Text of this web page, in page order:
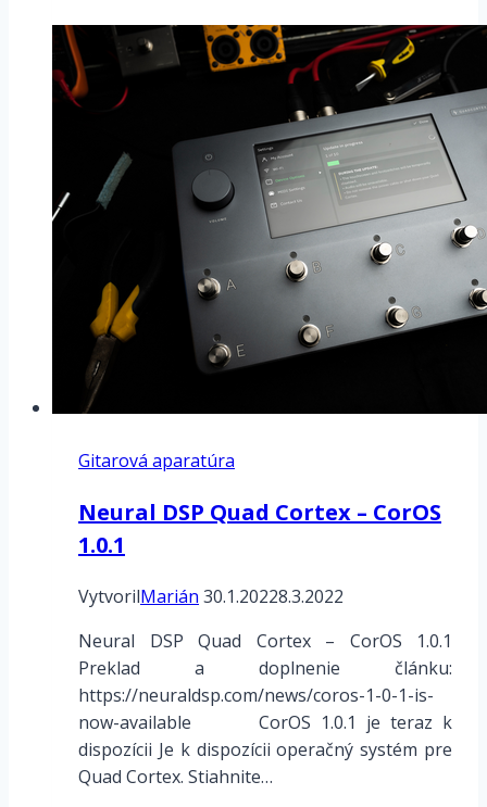
Cortex
–
len
ako
FX
slučka
Gitarová aparatúra
Neural DSP Quad Cortex – CorOS
1.0.1
VytvorilMarián 30.1.20228.3.2022
Neural DSP Quad Cortex – CorOS 1.0.1
Preklad a doplnenie článku:
https://neuraldsp.com/news/coros-1-0-1-is-
now-available CorOS 1.0.1 je teraz k
dispozícii Je k dispozícii operačný systém pre
Quad Cortex. Stiahnite…